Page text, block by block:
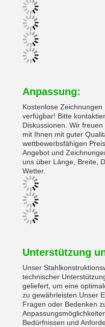
Anpassung:
Kostenlose
verfügbar! Bitte
Diskussionen. Wir
mit Ihnen mit guter
wettbewerbsfähigen
Angebot und
uns über Länge, Breite,
Wetter.
Unterstützung
Unser
technischer
geliefert, um eine
zu gewährleisten.Unser
Fragen oder Bedenken
Bedürfnissen und